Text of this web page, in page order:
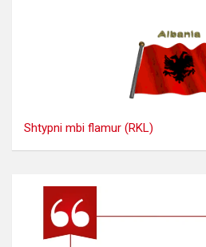
Shtypni mbi flamur (RKL)